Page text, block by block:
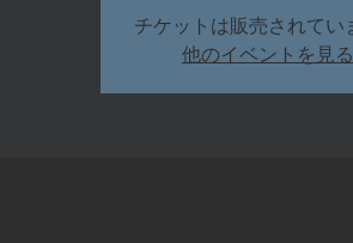
チケットは販売されてい
他のイベントを見る